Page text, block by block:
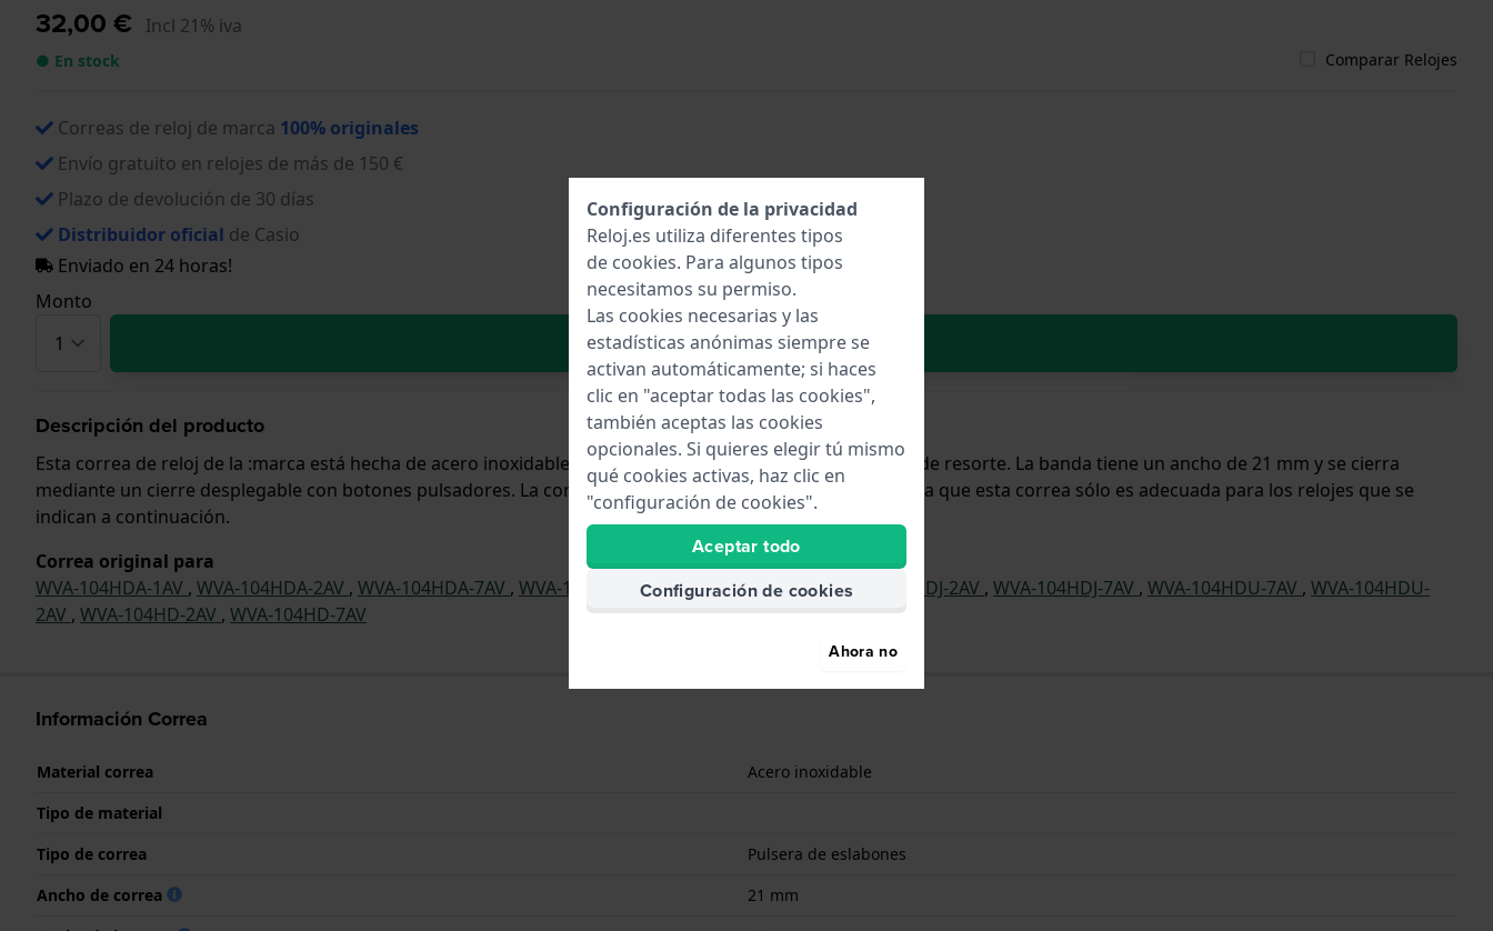
32,00 € Incl 21% iva
● En stock Comparar Relojes
Correas de reloj de marca 100% originales
Envío gratuito en relojes de más de 150 €
Plazo de devolución de 30 días
Distribuidor oficial de Casio
Enviado en 24 horas!
Monto
Añadir al carrito
Descripción del producto
Esta correa de reloj de la :marca está hecha de acero inoxidable y se adjunta al reloj mediante pasadores de resorte. La banda tiene un ancho de 21 mm y se cierra
mediante un cierre desplegable con botones pulsadores. La correa no tiene montura recta, lo que significa que esta correa sólo es adecuada para los relojes que se
indican a continuación.
Correa original para
WVA-104HDA-1AV , WVA-104HDA-2AV , WVA-104HDA-7AV , WVA-104HDE-7AV,WVA-104HDE-2AV,WVA-104HDJ-2AV , WVA-104HDJ-7AV , WVA-104HDU-7AV , WVA-104HDU-
2AV , WVA-104HD-2AV , WVA-104HD-7AV
Información Correa
Material correa
Acero inoxidable
Tipo de material
Tipo de correa
Pulsera de eslabones
Ancho de correa
21 mm
Configuración de la privacidad
Reloj.es utiliza diferentes tipos
de cookies. Para algunos tipos
necesitamos su permiso.
Las cookies necesarias y las
estadísticas anónimas siempre se
activan automáticamente; si haces
clic en "aceptar todas las cookies",
también aceptas las cookies
opcionales. Si quieres elegir tú mismo
qué cookies activas, haz clic en
"configuración de cookies".
Aceptar todo
Configuración de cookies
Ahora no